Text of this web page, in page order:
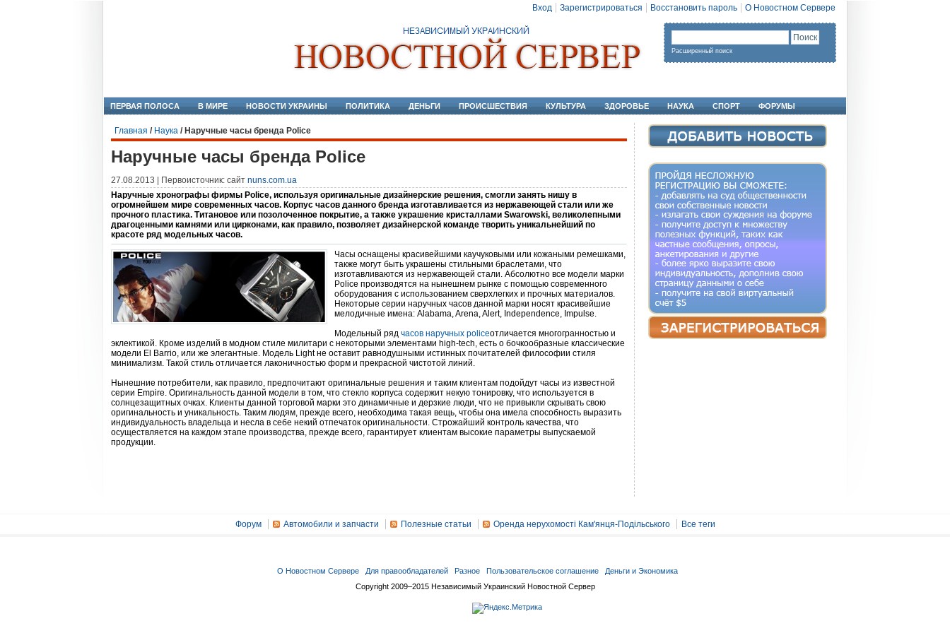
Вход Зарегистрироваться Восстановить пароль О Новостном Сервере
Расширенный поиск
ПЕРВАЯ ПОЛОСА В МИРЕ НОВОСТИ УКРАИНЫ ПОЛИТИКА ДЕНЬГИ ПРОИСШЕСТВИЯ КУЛЬТУРА ЗДОРОВЬЕ НАУКА СПОРТ ФОРУМЫ
Главная / Наука / Наручные часы бренда Police
Наручные часы бренда Police
27.08.2013 | Первоисточник: сайт nuns.com.ua
Наручные хронографы фирмы Police, используя оригинальные дизайнерские решения, смогли занять нишу в
огромнейшем мире современных часов. Корпус часов данного бренда изготавливается из нержавеющей стали или же
прочного пластика. Титановое или позолоченное покрытие, а также украшение кристаллами Swarowski, великолепными
драгоценными камнями или цирконами, как правило, позволяет дизайнерской команде творить уникальнейший по
красоте ряд модельных часов.
Часы оснащены красивейшими каучуковыми или кожаными ремешками,
также могут быть украшены стильными браслетами, что
изготавливаются из нержавеющей стали. Абсолютно все модели марки
Police производятся на нынешнем рынке с помощью современного
оборудования с использованием сверхлегких и прочных материалов.
Некоторые серии наручных часов данной марки носят красивейшие
мелодичные имена: Alabama, Arena, Alert, Independence, Impulse.
Модельный ряд часов наручных policeотличается многогранностью и
эклектикой. Кроме изделий в модном стиле милитари с некоторыми элементами high-tech, есть о бочкообразные классические
модели El Barrio, или же элегантные. Модель Light не оставит равнодушными истинных почитателей философии стиля
минимализм. Такой стиль отличается лаконичностью форм и прекрасной чистотой линий.
Нынешние потребители, как правило, предпочитают оригинальные решения и таким клиентам подойдут часы из известной
серии Empire. Оригинальность данной модели в том, что стекло корпуса содержит некую тонировку, что используется в
солнцезащитных очках. Клиенты данной торговой марки это динамичные и дерзкие люди, что не привыкли скрывать свою
оригинальность и уникальность. Таким людям, прежде всего, необходима такая вещь, чтобы она имела способность выразить
индивидуальность владельца и несла в себе некий отпечаток оригинальности. Строжайший контроль качества, что
осуществляется на каждом этапе производства, прежде всего, гарантирует клиентам высокие параметры выпускаемой
продукции.
Форум Автомобили и запчасти Полезные статьи Оренда нерухомості Кам'янця-Подільського Все теги
О Новостном Сервере Для правообладателей Разное Пользовательское соглашение
Деньги и Экономика
Copyright 2009–2015 Независимый Украинский Новостной Сервер